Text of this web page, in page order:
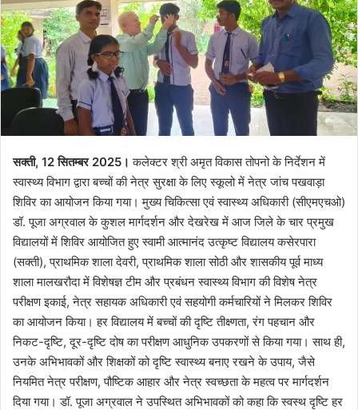
सक्ती, 12 सितम्बर 2025। कलेक्टर श्री अमृत विकास तोपनो के निर्देशन में
स्वास्थ्य विभाग द्वारा बच्चों की नेत्र सुरक्षा के लिए स्कूलो में नेत्र जांच पखवाड़ा
शिविर का आयोजन किया गया। मुख्य चिकित्सा एवं स्वास्थ्य अधिकारी (सीएमएचओ)
डॉ. पूजा अग्रवाल के कुशल मार्गदर्शन और देखरेख में आज जिले के चार प्रमुख
विद्यालयों में शिविर आयोजित हुए स्वामी आत्मानंद उत्कृष्ट विद्यालय कसेरपारा
(सक्ती), प्राथमिक शाला देवरी, प्राथमिक शाला सोठी और शासकीय पूर्व माध्य
शाला मालखरौदा में विशेषज्ञ टीम और प्रबंधन स्वास्थ्य विभाग की विशेष नेत्र
परीक्षण इकाई, नेत्र सहायक अधिकारी एवं सहयोगी कर्मचारियों ने मिलकर शिविर
का आयोजन किया। हर विद्यालय में बच्चों की दृष्टि तीक्ष्णता, रंग पहचान और
निकट-दृष्टि, दूर-दृष्टि दोष का परीक्षण आधुनिक उपकरणों से किया गया। साथ ही,
उनके अभिभावकों और शिक्षकों को दृष्टि स्वास्थ्य बनाए रखने के उपाय, जैसे
नियमित नेत्र परीक्षण, पौष्टिक आहार और नेत्र स्वच्छता के महत्व पर मार्गदर्शन
दिया गया। डॉ. पूजा अग्रवाल ने उपस्थित अभिभावकों को कहा कि स्वस्थ दृष्टि हर